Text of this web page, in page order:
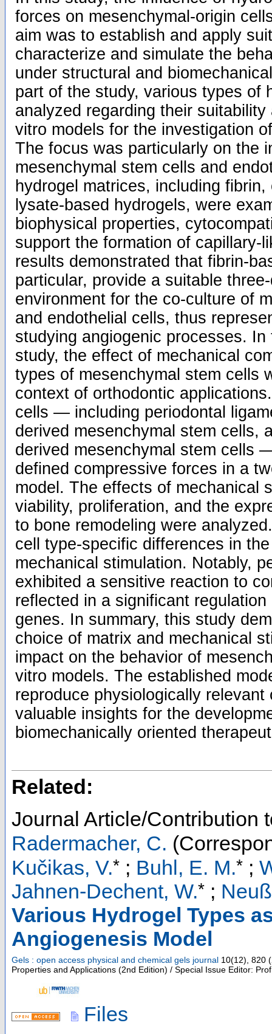
forces on mesenchymal-origin
aim was to establish and apply
characterize and simulate the
under structural and
part of the study, various types of
analyzed regarding their
vitro models for the investigation
The focus was particularly on the
mesenchymal stem cells and
hydrogel matrices, including
lysate-based hydrogels, were
biophysical properties,
support the formation of capillary-
results demonstrated that fibrin-
particular, provide a suitable
environment for the co-culture of
and endothelial cells, thus
studying angiogenic processes.
study, the effect of mechanical
types of mesenchymal stem cells
context of orthodontic
cells — including periodontal
derived mesenchymal stem cells,
derived mesenchymal stem cells
defined compressive forces in a
model. The effects of mechanical
viability, proliferation, and the
to bone remodeling were
cell type-specific differences in
mechanical stimulation. Notably,
exhibited a sensitive reaction to
reflected in a significant
genes. In summary, this study
choice of matrix and mechanical
impact on the behavior of
vitro models. The established
reproduce physiologically
valuable insights for the
biomechanically oriented
Related:
Journal Article/Contribution
Radermacher, C.
Kučikas, V.* ; Buhl, E. M.* ;
Jahnen-Dechent, W.* ;
Various Hydrogel Types
Angiogenesis Model
Gels : open access physical and chemical gels journal 10(12), 820 (
Properties and Applications (2nd Edition) / Special Issue Editor:
Files